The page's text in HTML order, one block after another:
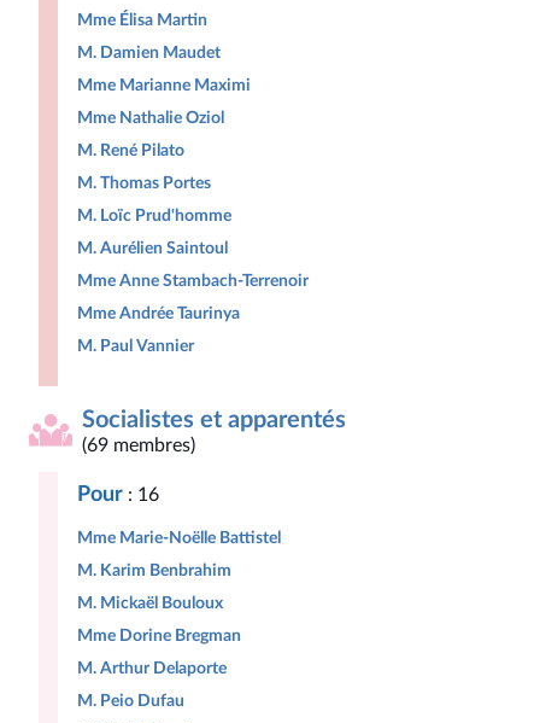
Mme Élisa Martin
M. Damien Maudet
Mme Marianne Maximi
Mme Nathalie Oziol
M. René Pilato
M. Thomas Portes
M. Loïc Prud'homme
M. Aurélien Saintoul
Mme Anne Stambach-Terrenoir
Mme Andrée Taurinya
M. Paul Vannier
Socialistes et apparentés
(69 membres)
Pour : 16
Mme Marie-Noëlle Battistel
M. Karim Benbrahim
M. Mickaël Bouloux
Mme Dorine Bregman
M. Arthur Delaporte
M. Peio Dufau